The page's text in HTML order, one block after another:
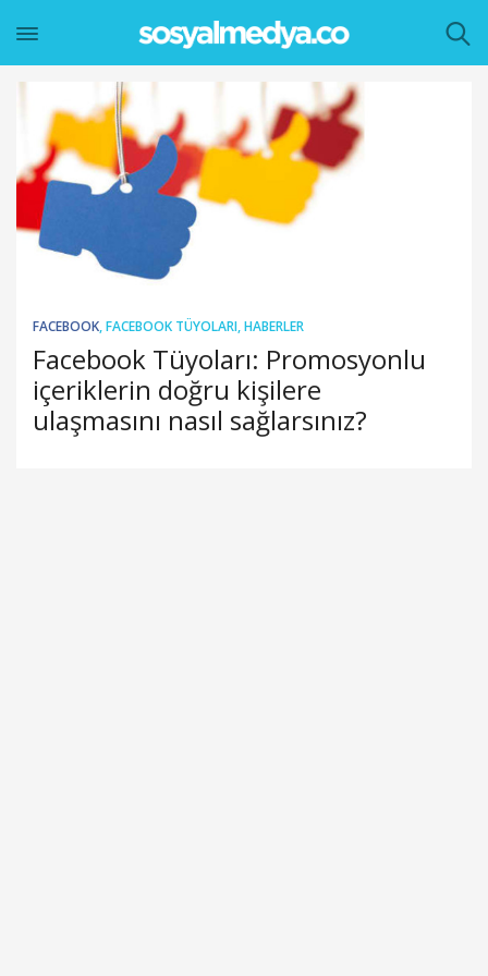
FACEBOOK,FACEBOOK TÜYOLARI,HABERLER
Facebook Tüyoları: Promosyonlu
içeriklerin doğru kişilere
ulaşmasını nasıl sağlarsınız?